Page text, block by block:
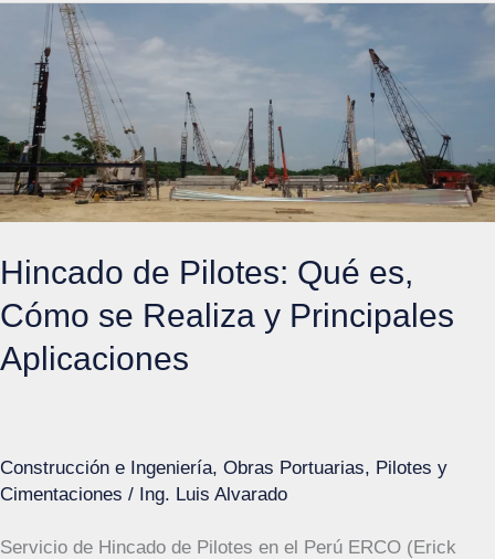
Hincado de Pilotes: Qué es,
Cómo se Realiza y Principales
Aplicaciones
Construcción e Ingeniería, Obras Portuarias, Pilotes y
Cimentaciones / Ing. Luis Alvarado
Servicio de Hincado de Pilotes en el Perú ERCO (Erick